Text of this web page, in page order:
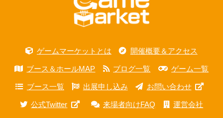
ゲームマーケットとは 開催概要＆アクセス
ブース＆ホールMAP ブログ一覧 ゲーム一覧
ブース一覧 出展申し込み お問い合わせ
公式Twitter 来場者向けFAQ 運営会社